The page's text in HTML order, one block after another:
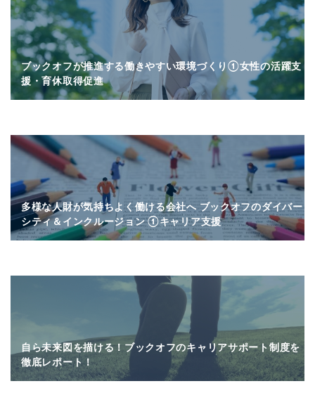
ブックオフが推進する働きやすい環境づくり①女性の活躍支
援・育休取得促進
多様な人財が気持ちよく働ける会社へ ブックオフのダイバー
シティ＆インクルージョン ①キャリア支援
自ら未来図を描ける！ブックオフのキャリアサポート制度を
徹底レポート！